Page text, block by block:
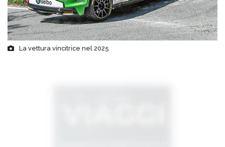
La vettura vincitrice nel 2025